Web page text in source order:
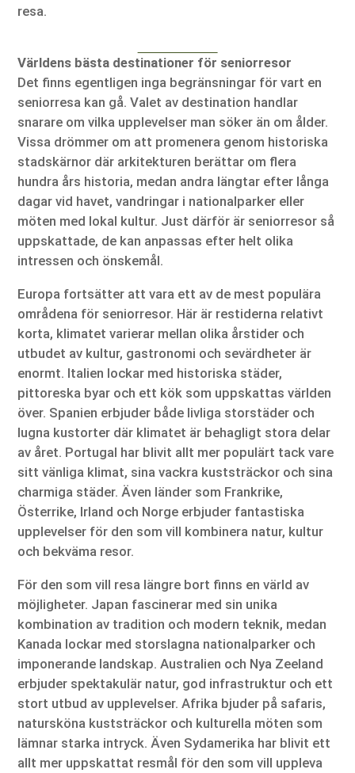
resa.
Världens bästa destinationer för seniorresor
Det finns egentligen inga begränsningar för vart en
seniorresa kan gå. Valet av destination handlar
snarare om vilka upplevelser man söker än om ålder.
Vissa drömmer om att promenera genom historiska
stadskärnor där arkitekturen berättar om flera
hundra års historia, medan andra längtar efter långa
dagar vid havet, vandringar i nationalparker eller
möten med lokal kultur. Just därför är seniorresor så
uppskattade, de kan anpassas efter helt olika
intressen och önskemål.
Europa fortsätter att vara ett av de mest populära
områdena för seniorresor. Här är restiderna relativt
korta, klimatet varierar mellan olika årstider och
utbudet av kultur, gastronomi och sevärdheter är
enormt. Italien lockar med historiska städer,
pittoreska byar och ett kök som uppskattas världen
över. Spanien erbjuder både livliga storstäder och
lugna kustorter där klimatet är behagligt stora delar
av året. Portugal har blivit allt mer populärt tack vare
sitt vänliga klimat, sina vackra kuststräckor och sina
charmiga städer. Även länder som Frankrike,
Österrike, Irland och Norge erbjuder fantastiska
upplevelser för den som vill kombinera natur, kultur
och bekväma resor.
För den som vill resa längre bort finns en värld av
möjligheter. Japan fascinerar med sin unika
kombination av tradition och modern teknik, medan
Kanada lockar med storslagna nationalparker och
imponerande landskap. Australien och Nya Zeeland
erbjuder spektakulär natur, god infrastruktur och ett
stort utbud av upplevelser. Afrika bjuder på safaris,
natursköna kuststräckor och kulturella möten som
lämnar starka intryck. Även Sydamerika har blivit ett
allt mer uppskattat resmål för den som vill uppleva